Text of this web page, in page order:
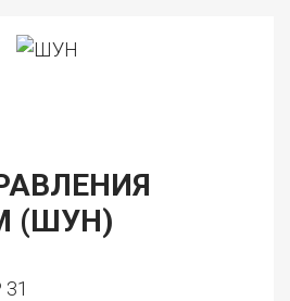
(ШУН)